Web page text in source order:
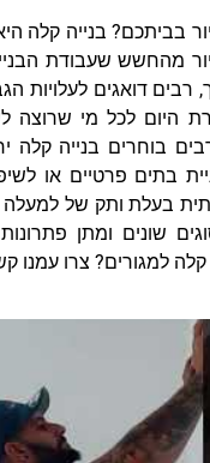
בביתכם? בנייה
מהחשש שעבודת
רבים דואגים לעלויות
היום לכל מי שרוצה
בוחרים בנייה קלה
בתים פרטיים או
שונים ומתן
למגורים? צרו עמנו